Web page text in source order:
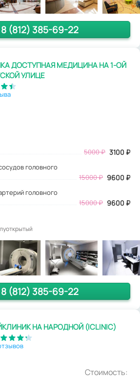
8 (812) 385-69-22
ДОСТУПНАЯ МЕДИЦИНА НА 1-ОЙ
УЛИЦЕ
5000₽ 3100 ₽
головного
15000 ₽ 9600 ₽
головного
15000 ₽ 9600 ₽
8 (812) 385-69-22
НА НАРОДНОЙ (ICLINIC)
Стоимость: